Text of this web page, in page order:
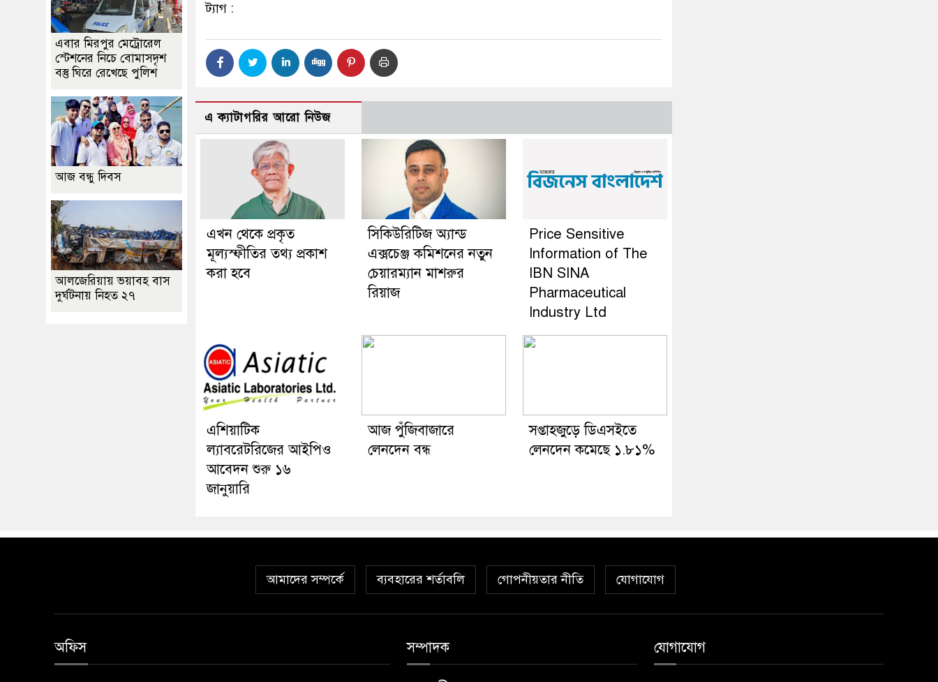
ট্যাগ :
এ ক্যাটাগরির আরো নিউজ
এখন থেকে প্রকৃত
মূল্যস্ফীতির তথ্য প্রকাশ
করা হবে
সিকিউরিটিজ অ্যান্ড
এক্সচেঞ্জ কমিশনের নতুন
চেয়ারম্যান মাশরুর
রিয়াজ
Price Sensitive
Information of The
IBN SINA
Pharmaceutical
Industry Ltd
এশিয়াটিক
ল্যাবরেটরিজের আইপিও
আবেদন শুরু ১৬
জানুয়ারি
আজ পুঁজিবাজারে
লেনদেন বন্ধ
সপ্তাহজুড়ে ডিএসইতে
লেনদেন কমেছে ১.৮১%
এবার মিরপুর মেট্রোরেল
স্টেশনের নিচে বোমাসদৃশ
বস্তু ঘিরে রেখেছে পুলিশ
আজ বন্ধু দিবস
আলজেরিয়ায় ভয়াবহ বাস
দুর্ঘটনায় নিহত ২৭
আমাদের সম্পর্কে ব্যবহারের শর্তাবলি গোপনীয়তার নীতি যোগাযোগ
অফিস সম্পাদক যোগাযোগ